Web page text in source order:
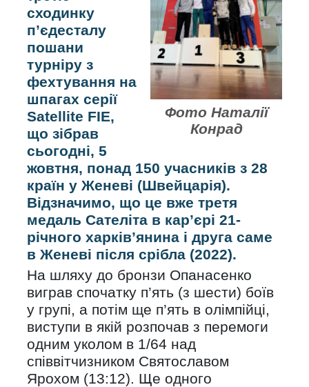
Фото Наталії
Конрад
сходинку
п’єдесталу
пошани
турніру з
фехтування на
шпагах серії
Satellite FIE,
що зібрав
сьогодні, 5
жовтня, понад 150 учасників з 28
країн у Женеві (Швейцарія).
Відзначимо, що це вже третя
медаль Сателіта в кар’єрі 21-
річного харків’янина і друга саме
в Женеві після срібла (2022).
На шляху до бронзи Опанасенко
виграв спочатку п’ять (з шести) боїв
у групі, а потім ще п’ять в олімпійці,
виступи в якій розпочав з перемоги
одним уколом в 1/64 над
співвітчизником Святославом
Ярохом (13:12). Ще одного